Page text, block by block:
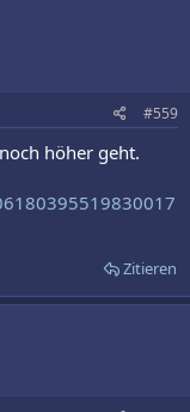
#559
höher geht.
Zitieren